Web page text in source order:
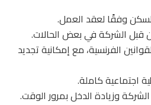
وفقًا لعقد العمل.
الشركة في بعض الحالات.
الفرنسية، مع إمكانية تجديد
اجتماعية كاملة.
وزيادة الدخل بمرور الوقت.